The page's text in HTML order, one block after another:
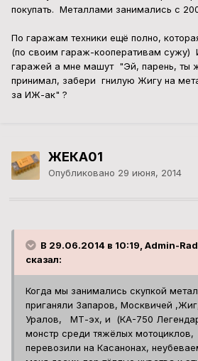
покупать. Металлами занимались с
По гаражам техники ещё полно,
(по своим гараж-кооперативам сужу)
гаражей а мне машут "Эй, парень, ты
принимал, забери гнилую Жигу на
за ИЖ-ак" ?
ЖЕКА01
Опубликовано 29 июня, 2014
В 29.06.2014 в 10:19, Admin-
сказал:
Когда мы занимались скупкой
приганяли Запаров, Москвичей
Уралов, МТ-эх, и (КА-750
монстр среди тяжёлых мотоциклов,
перевозили на Касанонах,